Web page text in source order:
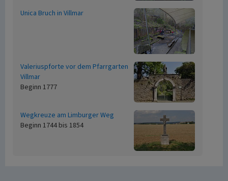
Unica Bruch in Villmar
Valeriuspforte vor dem Pfarrgarten
Villmar
Beginn 1777
Wegkreuze am Limburger Weg
Beginn 1744 bis 1854